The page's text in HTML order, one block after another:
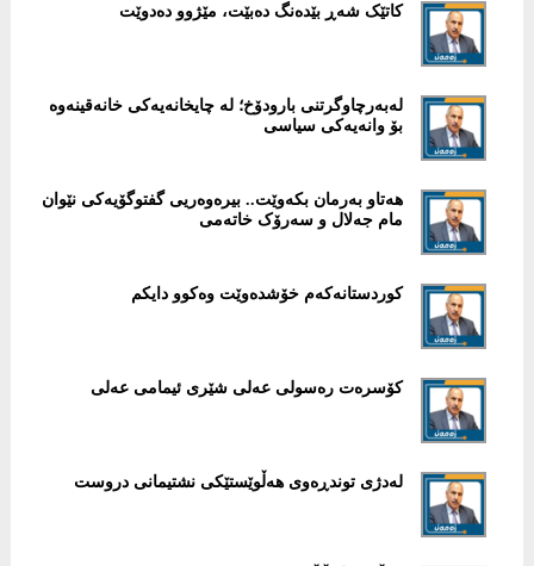
کاتێک شەڕ بێدەنگ دەبێت، مێژوو دەدوێت
لەبەرچاوگرتنی بارودۆخ؛ لە چایخانەیەکی خانەقینەوە
بۆ وانەیەکی سیاسی
هەتاو بەرمان بکەوێت.. بیرەوەریی گفتوگۆیەکی نێوان
مام جەلال و سەرۆک خاتەمی
کوردستانەکەم خۆشدەوێت وەکوو دایکم
کۆسرەت رەسولی عەلی شێری ئیمامی عەلی
لەدژی توندڕەوی هەڵوێستێکی نشتیمانی دروست